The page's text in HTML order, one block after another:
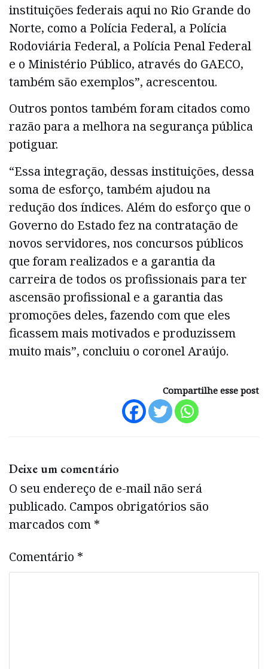
instituições federais aqui no Rio Grande do
Norte, como a Polícia Federal, a Polícia
Rodoviária Federal, a Polícia Penal Federal
e o Ministério Público, através do GAECO,
também são exemplos”, acrescentou.
Outros pontos também foram citados como
razão para a melhora na segurança pública
potiguar.
“Essa integração, dessas instituições, dessa
soma de esforço, também ajudou na
redução dos índices. Além do esforço que o
Governo do Estado fez na contratação de
novos servidores, nos concursos públicos
que foram realizados e a garantia da
carreira de todos os profissionais para ter
ascensão profissional e a garantia das
promoções deles, fazendo com que eles
ficassem mais motivados e produzissem
muito mais”, concluiu o coronel Araújo.
Compartilhe esse post
Deixe um comentário
O seu endereço de e-mail não será
publicado. Campos obrigatórios são
marcados com *
Comentário *